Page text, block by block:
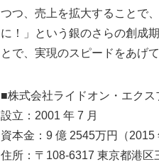
つつ、売上を拡大することで
に！」という銀のさらの創成
とで、実現のスピードをあげて
■株式会社ライドオン・エク
設立：2001 年 7 月
資本金：9 億 2545万円（2015
住所：〒108-6317 東京都港